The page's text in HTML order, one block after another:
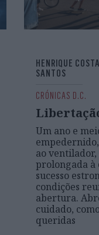
CRÓNICAS D.C.
Um ano e
ao ventilador,
prolongada à
sucesso
condições
abertura.
cuidado,
queridas
HENRIQUE COSTA
SANTOS